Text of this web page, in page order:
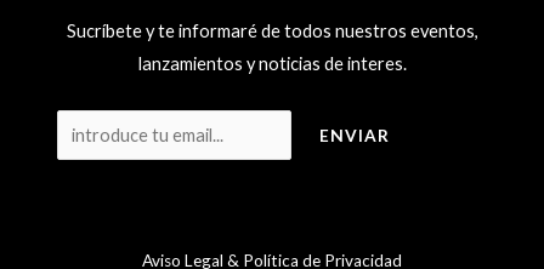
Sucríbete y te informaré de todos nuestros eventos,
lanzamientos y noticias de interes.
Aviso Legal & Política de Privacidad